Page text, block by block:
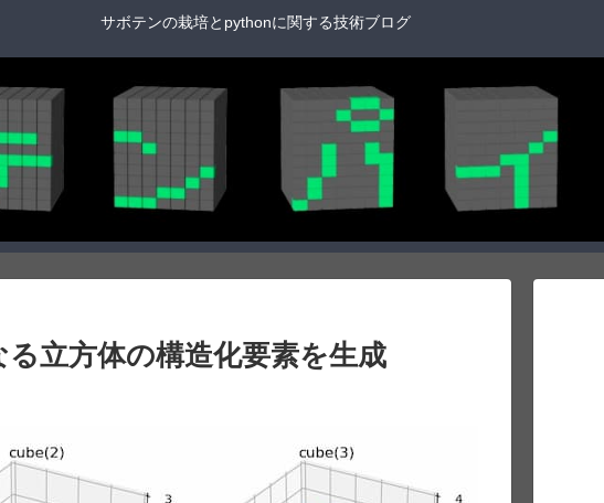
サボテンの栽培とpythonに関する技術ブログ
立方体の構造化要素を生成